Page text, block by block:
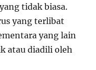
tidak biasa.
yang terlibat
yang lain
atau diadili oleh